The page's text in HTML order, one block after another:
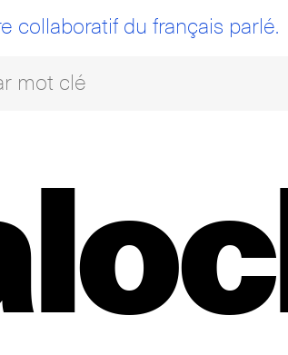
collaboratif du français parlé.